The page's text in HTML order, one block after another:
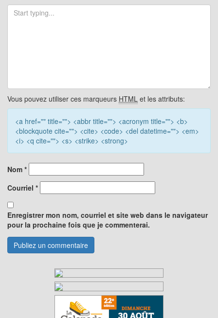
Vous pouvez utiliser ces marqueurs HTML et les attributs:
<a href="" title=""> <abbr title=""> <acronym title=""> <b>
<blockquote cite=""> <cite> <code> <del datetime=""> <em>
<i> <q cite=""> <s> <strike> <strong>
Nom *
Courriel *
Enregistrer mon nom, courriel et site web dans le navigateur
pour la prochaine fois que je commenterai.